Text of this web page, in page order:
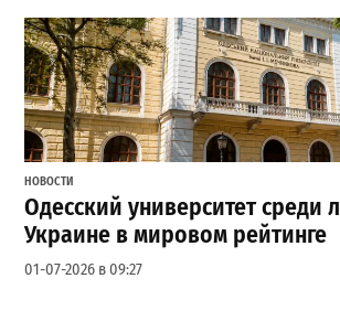
НОВОСТИ
Одесский университет среди
Украине в мировом рейтинге
01-07-2026 в 09:27